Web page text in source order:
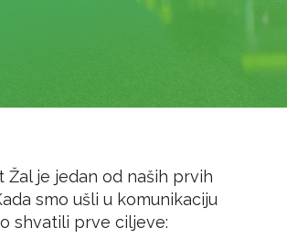
Žal je jedan od naših prvih
smo ušli u komunikaciju
shvatili prve ciljeve: